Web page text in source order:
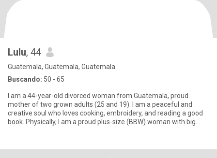
Lulu, 44
Guatemala, Guatemala, Guatemala
Buscando: 50 - 65
I am a 44-year-old divorced woman from Guatemala, proud
mother of two grown adults (25 and 19). I am a peaceful and
creative soul who loves cooking, embroidery, and reading a good
book. Physically, I am a proud plus-size (BBW) woman with big